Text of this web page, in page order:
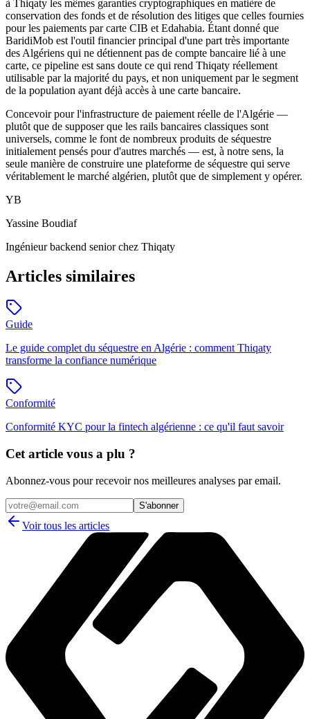
à Thiqaty les mêmes garanties cryptographiques en matière de
conservation des fonds et de résolution des litiges que celles fournies
pour les paiements par carte CIB et Edahabia. Étant donné que
BaridiMob est l'outil financier principal d'une part très importante
des Algériens qui ne détiennent pas de compte bancaire lié à une
carte, ce pipeline est sans doute ce qui rend Thiqaty réellement
utilisable par la majorité du pays, et non uniquement par le segment
de la population ayant déjà accès à une carte bancaire.
Concevoir pour l'infrastructure de paiement réelle de l'Algérie —
plutôt que de supposer que les rails bancaires classiques sont
universels, comme le font de nombreux produits de séquestre
initialement pensés pour d'autres marchés — est, à notre sens, la
seule manière de construire une plateforme de séquestre qui serve
véritablement le marché algérien, plutôt que de simplement y opérer.
YB
Yassine Boudiaf
Ingénieur backend senior chez Thiqaty
Articles similaires
Guide
Le guide complet du séquestre en Algérie : comment Thiqaty
transforme la confiance numérique
Conformité
Conformité KYC pour la fintech algérienne : ce qu'il faut savoir
Cet article vous a plu ?
Abonnez-vous pour recevoir nos meilleures analyses par email.
S'abonner
Voir tous les articles